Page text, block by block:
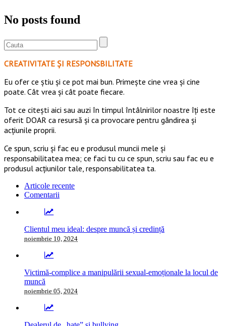
No posts found
CREATIVITATE ȘI RESPONSBILITATE
Eu ofer ce ştiu şi ce pot mai bun. Primeşte cine vrea şi cine
poate. Cât vrea şi cât poate fiecare.
Tot ce citești aici sau auzi în timpul întâlnirilor noastre îți este
oferit DOAR ca resursă şi ca provocare pentru gândirea și
acţiunile proprii.
Ce spun, scriu și fac eu e produsul muncii mele și
responsabilitatea mea; ce faci tu cu ce spun, scriu sau fac eu e
produsul acțiunilor tale, responsabilitatea ta.
Articole recente
Comentarii
Clientul meu ideal: despre muncă și credință
noiembrie 10, 2024
Victimă-complice a manipulării sexual-emoționale la locul de
muncă
noiembrie 05, 2024